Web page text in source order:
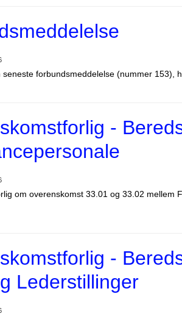
forbundsmeddelelse (nummer 153),
-
om overenskomst 33.01 og 33.02 mellem
-
Lederstillinger